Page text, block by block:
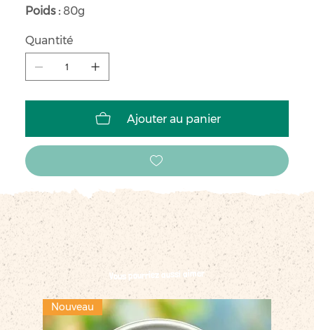
Poids : 80g
Quantité
Ajouter au panier
Vous pourriez aussi aimer
Nouveau